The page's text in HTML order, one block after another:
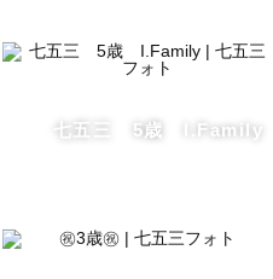
ンジ）
七五三 5歳 I.Family